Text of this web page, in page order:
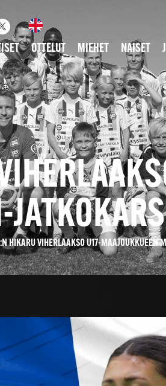
OTTELUT MIEHET NAISET
HIKARU VIHERLAAKSO U17-MAAJOUKKUEEN